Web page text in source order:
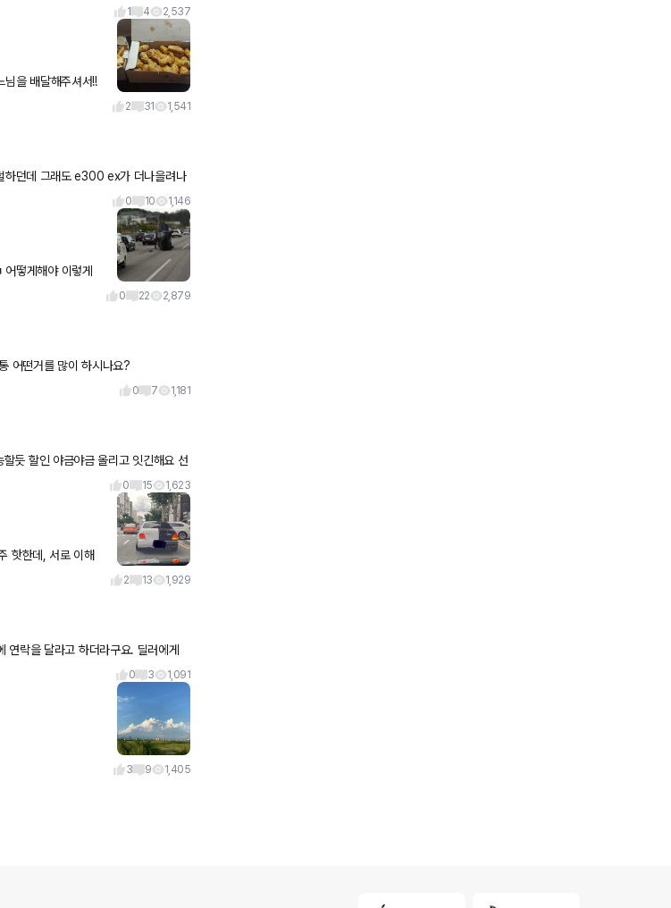
1 4 2,537
을 배달해주셔서!!
2 31 1,541
0 10 1,146
떻게해야 이렇게
0 22 2,879
어떤거를 많이 하시나요?
0 7 1,181
할인 야금야금 올리고 잇긴해요 선
0 15 1,623
핫한데, 서로 이해
2 13 1,929
락을 달라고 하더라구요. 딜러에게
0 3 1,091
3 9 1,405